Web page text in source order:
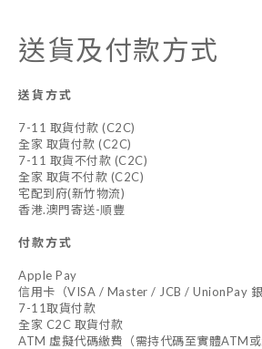
送貨及付款方式
送貨方式
7-11 取貨付款 (C2C)
全家 取貨付款 (C2C)
7-11 取貨不付款 (C2C)
全家 取貨不付款 (C2C)
宅配到府(新竹物流)
香港.澳門寄送-順豐
付款方式
Apple Pay
信用卡（VISA / Master / JCB / UnionPay 銀
7-11取貨付款
全家 C2C 取貨付款
ATM 虛擬代碼繳費（需持代碼至實體ATM或